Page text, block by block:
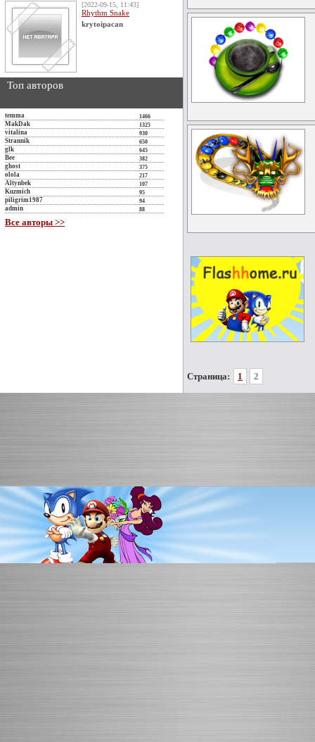
[2022-09-15, 11:43]
Rhythm Snake
krytoipacan
Топ авторов
temma 1466
MakDak 1325
vitalina 930
Strannik 650
glk 645
Bee 382
ghost 375
olola 217
Altynbek 107
Kuzmich 95
piligrim1987 94
admin 88
Все авторы >>
Страница: 1 2